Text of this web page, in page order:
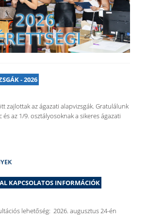
- 2026
zajlottak az ágazati alapvizsgák. Gratulálunk
és az 1/9. osztályosoknak a sikeres ágazati
KAPCSOLATOS INFORMÁCIÓK
lehetőség: 2026. augusztus 24-én